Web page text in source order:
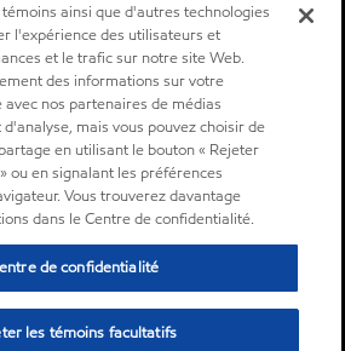
ainsi que d'autres technologies
l'expérience des utilisateurs et
et le trafic sur notre site Web.
des informations sur votre
nos partenaires de médias
mais vous pouvez choisir de
en utilisant le bouton « Rejeter
ou en signalant les préférences
Vous trouverez davantage
dans le Centre de confidentialité.
de confidentialité
les témoins facultatifs